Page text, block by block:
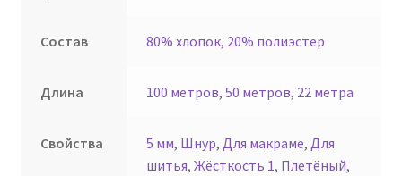
Состав 80% хлопок, 20% полиэстер
Длина 100 метров,50 метров, 22 метра
Свойства 5 мм, Шнур, Для макраме, Для
шитья,Жёсткость 1, Плетёный,